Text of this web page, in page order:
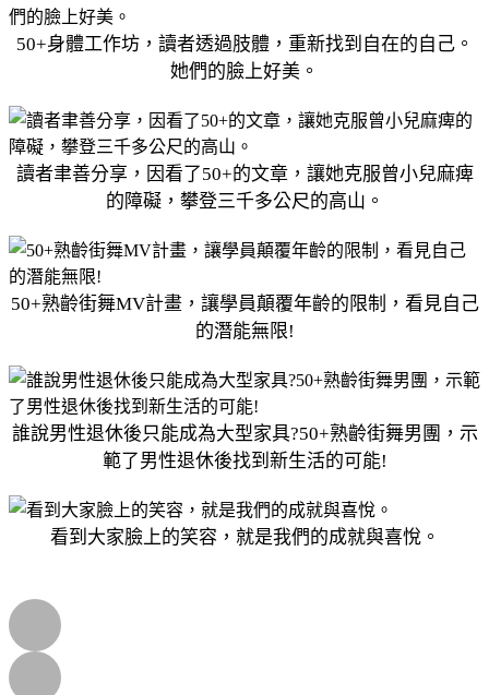
50+身體工作坊，讀者透過肢體，重新找到自在的自己。
她們的臉上好美。
讀者聿善分享，因看了50+的文章，讓她克服曾小兒麻痺
的障礙，攀登三千多公尺的高山。
50+熟齡街舞MV計畫，讓學員顛覆年齡的限制，看見自己
的潛能無限!
誰說男性退休後只能成為大型家具?50+熟齡街舞男團，示
範了男性退休後找到新生活的可能!
看到大家臉上的笑容，就是我們的成就與喜悅。